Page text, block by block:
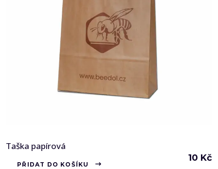
Taška papírová
10 Kč
PŘIDAT DO KOŠÍKU